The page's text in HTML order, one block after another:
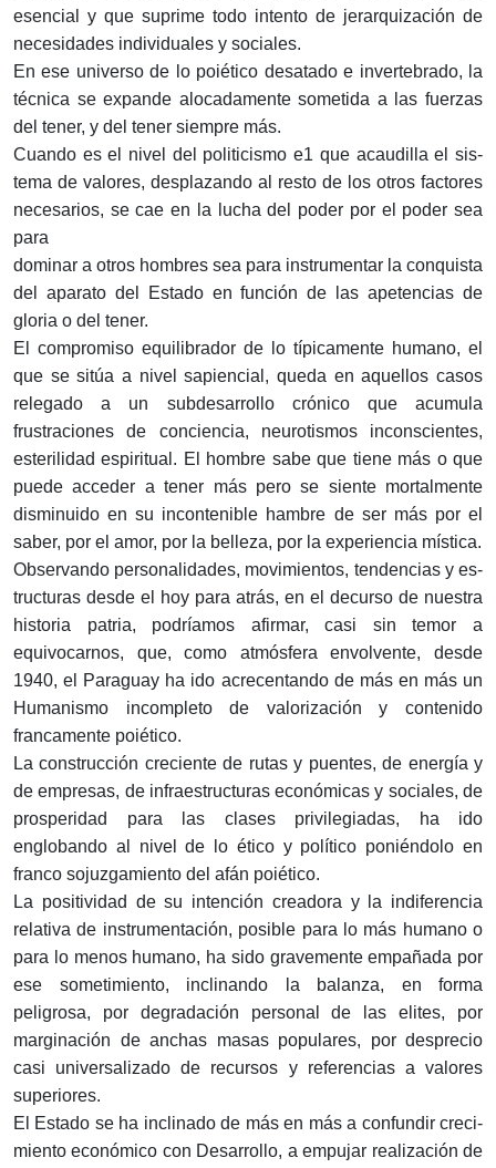
esencial y que suprime todo intento de jerarquización de
necesidades individuales y sociales.
En ese universo de lo poiético desatado e invertebrado, la
técnica se expande alocadamente sometida a las fuerzas
del tener, y del tener siempre más.
Cuando es el nivel del politicismo e1 que acaudilla el sis­
tema de valores, desplazando al resto de los otros factores
necesarios, se cae en la lucha del poder por el poder sea
para
dominar a otros hombres sea para instrumentar la conquista
del aparato del Estado en función de las apetencias de
gloria o del tener.
El compromiso equilibrador de lo típicamente humano, el
que se sitúa a nivel sapiencial, queda en aquellos casos
relegado a un subdesarrollo crónico que acumula
frustraciones de con­ciencia, neurotismos inconscientes,
esterilidad espiritual. El hom­bre sabe que tiene más o que
puede acceder a tener más pero se siente mortalmente
disminuido en su incontenible hambre de ser más por el
saber, por el amor, por la belleza, por la ex­periencia mística.
Observando personalidades, movimientos, tendencias y es­
tructuras desde el hoy para atrás, en el decurso de nuestra
his­toria patria, podríamos afirmar, casi sin temor a
equivocarnos, que, como atmósfera envolvente, desde
1940, el Paraguay ha ido acrecentando de más en más un
Humanismo incompleto de valorización y contenido
francamente poiético.
La construcción creciente de rutas y puentes, de energía y
de empresas, de infraestructuras económicas y sociales, de
pros­peridad para las clases privilegiadas, ha ido
englobando al nivel de lo ético y político poniéndolo en
franco sojuzgamiento del afán poiético.
La positividad de su intención creadora y la indiferencia
relativa de instrumentación, posible para lo más humano o
para lo menos humano, ha sido gravemente empañada por
ese sometimiento, inclinando la balanza, en forma
peligrosa, por degradación personal de las elites, por
marginación de anchas masas populares, por desprecio
casi universalizado de recursos y referencias a valores
superiores.
El Estado se ha inclinado de más en más a confundir creci­
miento económico con Desarrollo, a empujar realización de